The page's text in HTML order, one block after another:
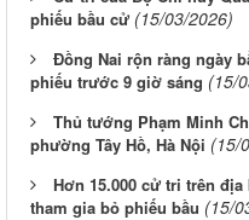
phiếu bầu cử (15/03/2026)
Đồng Nai rộn ràng ngày
phiếu trước 9 giờ sáng (15/
Thủ tướng Phạm Minh
phường Tây Hồ, Hà Nội (15/
Hơn 15.000 cử tri trên
tham gia bỏ phiếu bầu (15/